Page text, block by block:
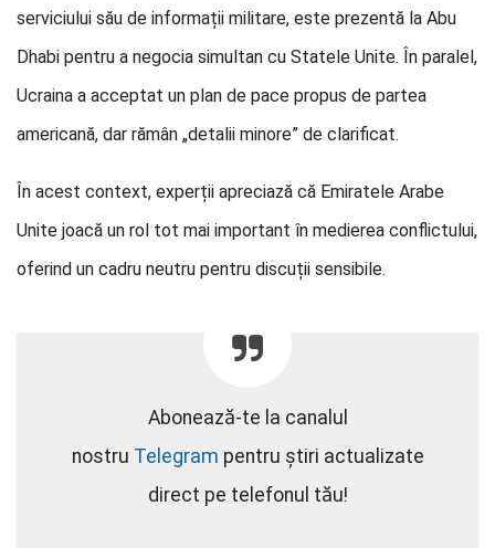
serviciului său de informații militare, este prezentă la Abu
Dhabi pentru a negocia simultan cu Statele Unite. În paralel,
Ucraina a acceptat un plan de pace propus de partea
americană, dar rămân „detalii minore” de clarificat.
În acest context, experții apreciază că Emiratele Arabe
Unite joacă un rol tot mai important în medierea conflictului,
oferind un cadru neutru pentru discuții sensibile.
Abonează-te la canalul
nostru Telegram pentru știri actualizate
direct pe telefonul tău!